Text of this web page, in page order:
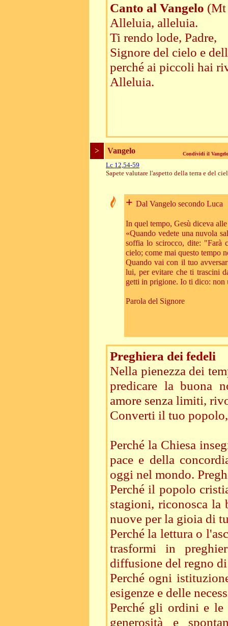
Canto al Vangelo (Mt
Alleluia, alleluia.
Ti rendo lode, Padre,
Signore del cielo e
perché ai piccoli hai
Alleluia.
> Vangelo Condividi il
Lc 12,54-59
Sapete valutare l'aspetto della terra e del
+ Dal Vangelo secondo Luca
In quel tempo, Gesù diceva
«Quando vedete una nuvola
soffia lo scirocco, dite: "Farà
cielo; come mai questo tempo
Quando vai con il tuo
lui, per evitare che ti trascini
getti in prigione. Io ti dico:
Parola del Signore
Preghiera dei fedeli
Nella pienezza dei
predicare la buona
amore senza limiti,
Converti il tuo
Perché la Chiesa
pace e della
oggi nel mondo.
Perché il popolo
stagioni, riconosca la
nuove per la gioia di
Perché la lettura o
trasformi in
diffusione del regno
Perché ogni
esigenze e delle
Perché gli ordini e le
generosità e